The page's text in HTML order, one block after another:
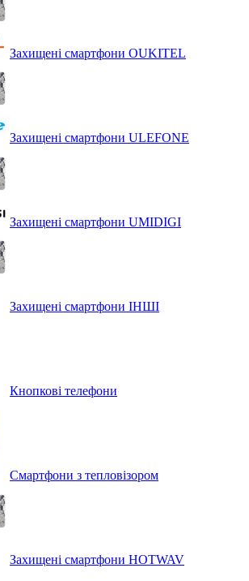
Захищені смартфони OUKITEL
Захищені смартфони ULEFONE
Захищені смартфони UMIDIGI
Захищені смартфони ІНШІ
Кнопкові телефони
Смартфони з тепловізором
Захищені смартфони HOTWAV